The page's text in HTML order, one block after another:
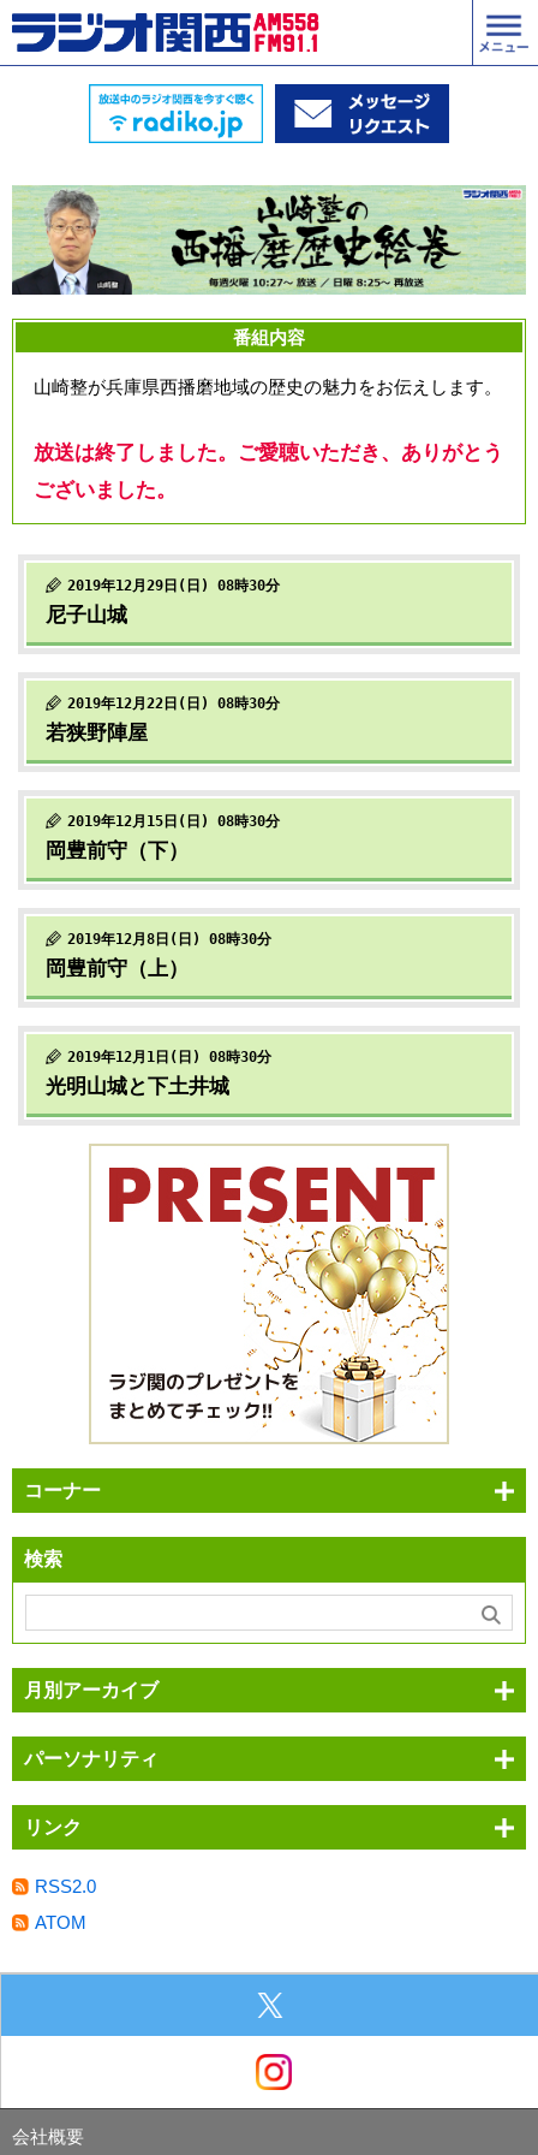
番組内容
山崎整が兵庫県西播磨地域の歴史の魅力をお伝えします。
放送は終了しました。ご愛聴いただき、ありがとう
ございました。
2019年12月29日(日) 08時30分
尼子山城
2019年12月22日(日) 08時30分
若狭野陣屋
2019年12月15日(日) 08時30分
岡豊前守（下）
2019年12月8日(日) 08時30分
岡豊前守（上）
2019年12月1日(日) 08時30分
光明山城と下土井城
コーナー
検索
月別アーカイブ
パーソナリティ
リンク
RSS2.0
ATOM
会社概要